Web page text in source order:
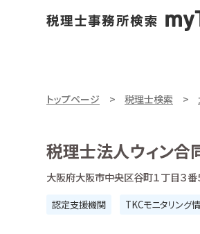
トップページ 税理士検索
税理士法人ウィン合
大阪府大阪市中央区谷町１丁目３番
認定支援機関 TKCモニタリング